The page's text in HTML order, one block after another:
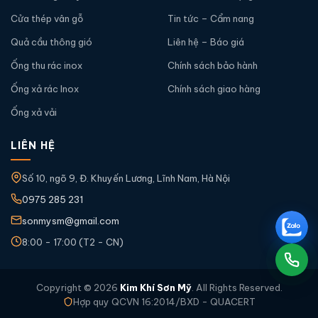
đọng khí độc hại bên trong lòng ống.
Hệ thống đối lưu gió cho ống xả rác inox
Phễu thu và cửa xả của ống xả rác
Cửa thép vân gỗ
Quả cầu thông gió
Ống thu rác inox
Ống xả rác Inox
Ống xả vải
Tin tức – Cẩm nang
Liên hệ – Báo giá
Chính sách bảo hành
Chính sách giao hàng
LIÊN HỆ
Số 10, ngõ 9, Đ. Khuyến Lương, Lĩnh Nam, Hà Nội
0975 285 231
sonmysm@gmail.com
8:00 - 17:00 (T2 - CN)
Copyright © 2026 Kim Khí Sơn Mỹ. All Rights Reserved.
Hợp quy QCVN 16:2014/BXD - QUACERT